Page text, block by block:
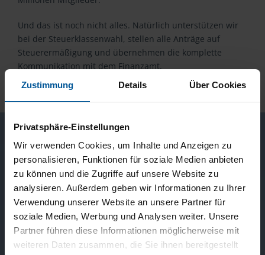
Zustimmung Details Über Cookies
Privatsphäre-Einstellungen
Wir verwenden Cookies, um Inhalte und Anzeigen zu
personalisieren, Funktionen für soziale Medien anbieten
zu können und die Zugriffe auf unsere Website zu
analysieren. Außerdem geben wir Informationen zu Ihrer
Verwendung unserer Website an unsere Partner für
soziale Medien, Werbung und Analysen weiter. Unsere
Partner führen diese Informationen möglicherweise mit
weiteren Daten zusammen, die Sie ihnen bereitgestellt
Und das ist noch nicht alles. Natürlich unterstützen wir
bei der Steuerklassenwahl, stellen alle Anträge auf
Steuerermäßigung und übernehmen die komplette
Kommunikation mit dem Finanzamt.
Unsere Leistungen im Überblick